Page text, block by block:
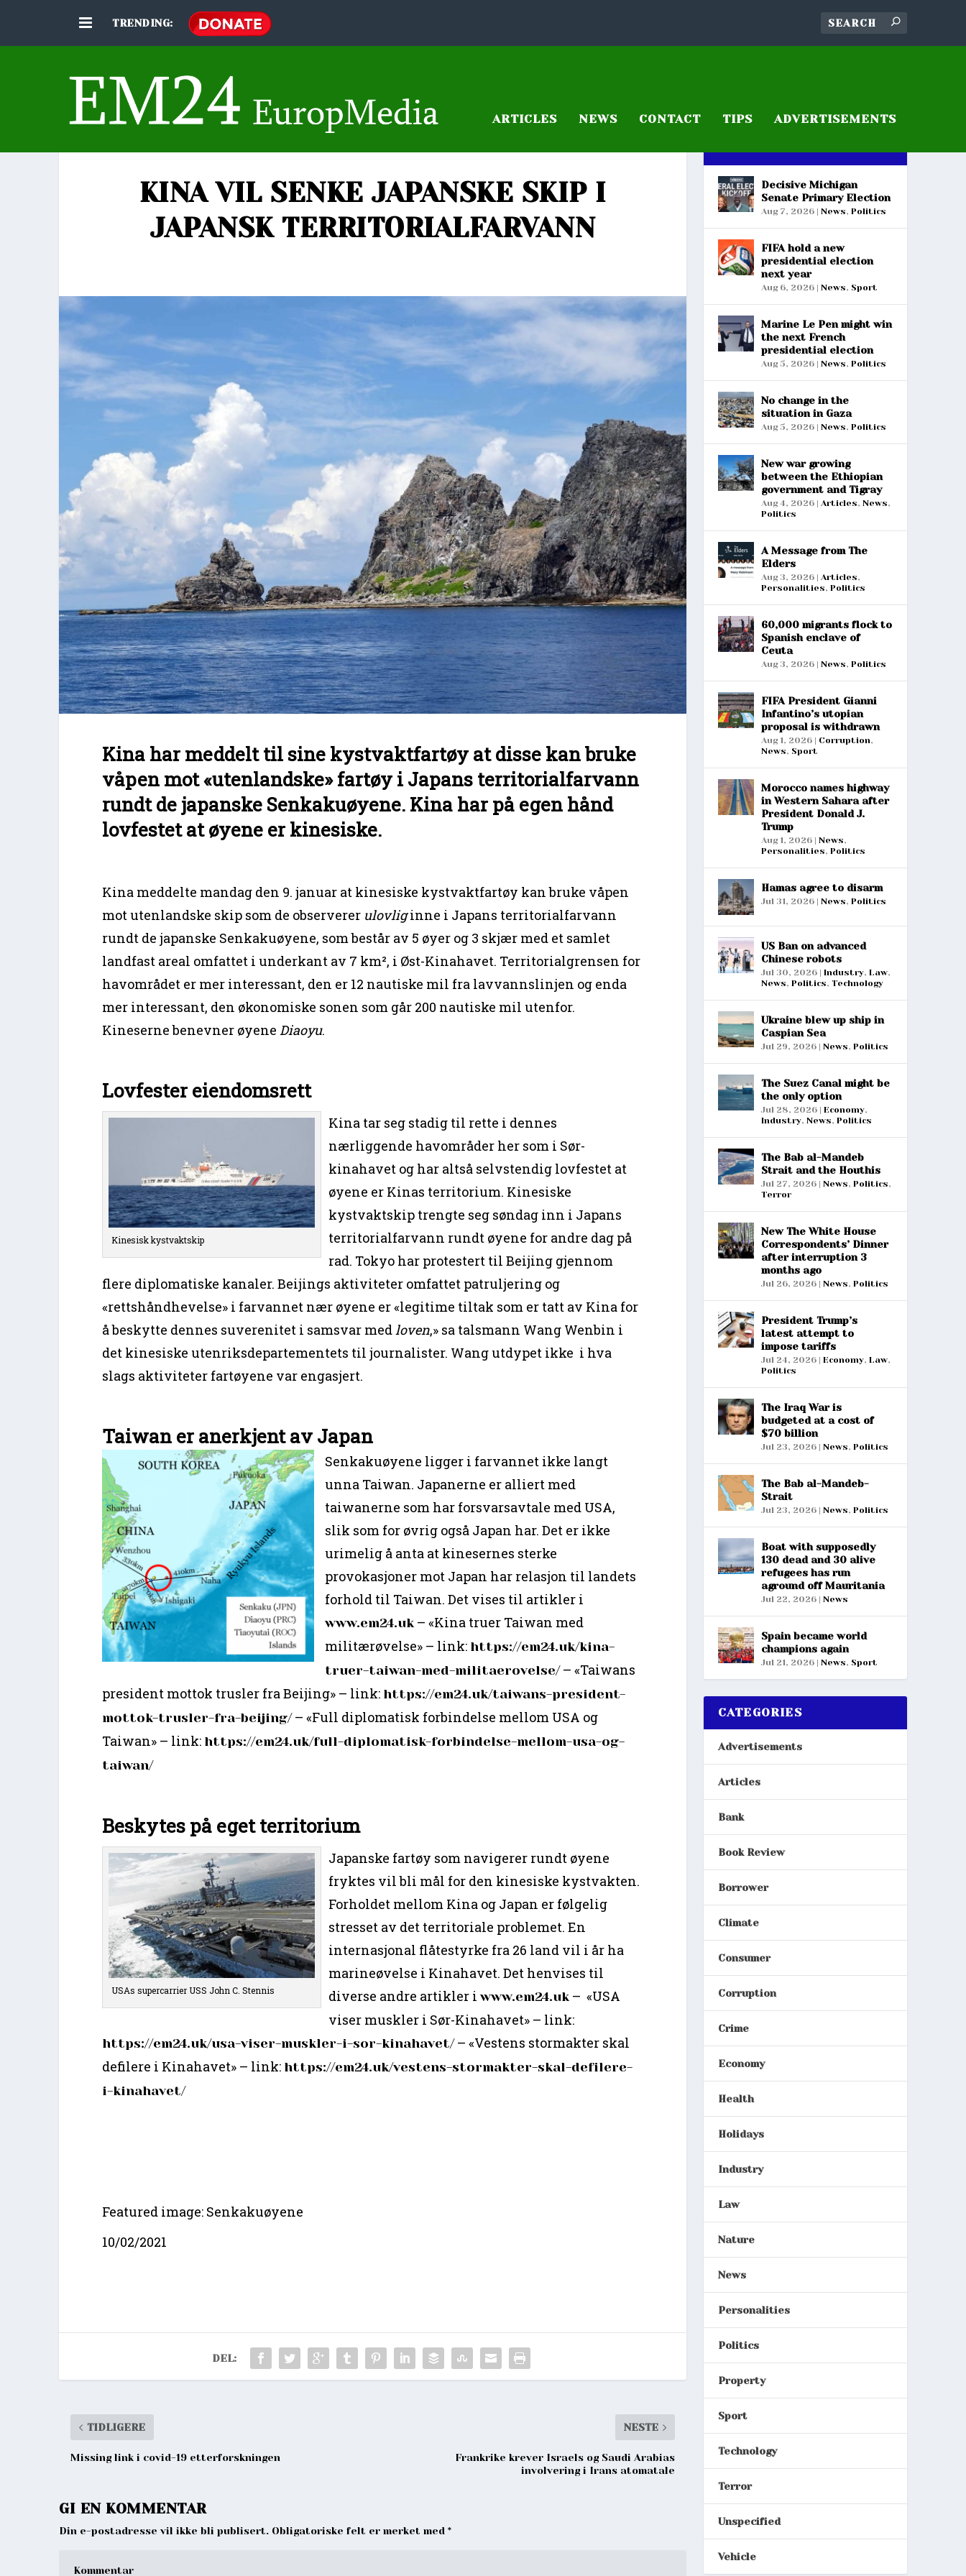
TRENDING:
ARTICLES NEWS CONTACT TIPS ADVERTISEMENTS
KINA VIL SENKE JAPANSKE SKIP I
JAPANSK TERRITORIALFARVANN
Kina har meddelt til sine kystvaktfartøy at disse kan bruke
våpen mot «utenlandske» fartøy i Japans territorialfarvann
rundt de japanske Senkakuøyene. Kina har på egen hånd
lovfestet at øyene er kinesiske.
Kina meddelte mandag den 9. januar at kinesiske kystvaktfartøy kan bruke våpen
mot utenlandske skip som de observerer ulovliginne i Japans territorialfarvann
rundt de japanske Senkakuøyene, som består av 5 øyer og 3 skjær med et samlet
landfast areal omfattet i underkant av 7 km², i Øst-Kinahavet. Territorialgrensen for
havområdet er mer interessant, den er 12 nautiske mil fra lavvannslinjen og enda
mer interessant, den økonomiske sonen som går 200 nautiske mil utenfor.
Kineserne benevner øyene Diaoyu.
Lovfester eiendomsrett
Kinesisk kystvaktskip
Kina tar seg stadig til rette i dennes
nærliggende havområder her som i Sør-
kinahavet og har altså selvstendig lovfestet at
øyene er Kinas territorium. Kinesiske
kystvaktskip trengte seg søndag inn i Japans
territorialfarvann rundt øyene for andre dag på
rad. Tokyo har protestert til Beijing gjennom
flere diplomatiske kanaler. Beijings aktiviteter omfattet patruljering og
«rettshåndhevelse» i farvannet nær øyene er «legitime tiltak som er tatt av Kina for
å beskytte dennes suverenitet i samsvar medloven,» sa talsmann Wang Wenbin i
det kinesiske utenriksdepartementets til journalister. Wang utdypet ikke i hva
slags aktiviteter fartøyene var engasjert.
Taiwan er anerkjent av Japan
Senkakuøyene ligger i farvannet ikke langt
unna Taiwan. Japanerne er alliert med
taiwanerne som har forsvarsavtale med USA,
slik som for øvrig også Japan har. Det er ikke
urimelig å anta at kinesernes sterke
provokasjoner mot Japan har relasjon til landets
forhold til Taiwan. Det vises til artikler i
www.em24.uk– «Kina truer Taiwan med
militærøvelse» – link: https://em24.uk/kina-
truer-taiwan-med-militaerovelse/– «Taiwans
president mottok trusler fra Beijing» – link: https://em24.uk/taiwans-president-
mottok-trusler-fra-beijing/– «Full diplomatisk forbindelse mellom USA og
Taiwan» – link: https://em24.uk/full-diplomatisk-forbindelse-mellom-usa-og-
taiwan/
Beskytes på eget territorium
USAs supercarrier USS John C. Stennis
Japanske fartøy som navigerer rundt øyene
fryktes vil bli mål for den kinesiske kystvakten.
Forholdet mellom Kina og Japan er følgelig
stresset av det territoriale problemet. En
internasjonal flåtestyrke fra 26 land vil i år ha
marineøvelse i Kinahavet. Det henvises til
diverse andre artikler iwww.em24.uk– «USA
viser muskler i Sør-Kinahavet» – link:
https://em24.uk/usa-viser-muskler-i-sor-kinahavet/– «Vestens stormakter skal
defilere i Kinahavet» – link: https://em24.uk/vestens-stormakter-skal-defilere-
i-kinahavet/
Featured image: Senkakuøyene
10/02/2021
DEL:
TIDLIGERE
Missing link i covid-19 etterforskningen
NESTE
Frankrike krever Israels og Saudi Arabias
involvering i Irans atomatale
GI EN KOMMENTAR
Din e-postadresse vil ikke bli publisert. Obligatoriske felt er merket med*
Decisive Michigan
Senate Primary Election
Aug 7, 2026| News, Politics
FIFA hold a new
presidential election
next year
Aug 6, 2026| News, Sport
Marine Le Pen might win
the next French
presidential election
Aug 5, 2026| News, Politics
No change in the
situation in Gaza
Aug 5, 2026| News, Politics
New war growing
between the Ethiopian
government and Tigray
Aug 4, 2026| Articles, News,
Politics
A Message from The
Elders
Aug 3, 2026| Articles,
Personalities, Politics
60,000 migrants flock to
Spanish enclave of
Ceuta
Aug 3, 2026| News, Politics
FIFA President Gianni
Infantino’s utopian
proposal is withdrawn
Aug 1, 2026| Corruption,
News, Sport
Morocco names highway
in Western Sahara after
President Donald J.
Trump
Aug 1, 2026| News,
Personalities, Politics
Hamas agree to disarm
Jul 31, 2026| News, Politics
US Ban on advanced
Chinese robots
Jul 30, 2026| Industry, Law,
News, Politics, Technology
Ukraine blew up ship in
Caspian Sea
Jul 29, 2026| News, Politics
The Suez Canal might be
the only option
Jul 28, 2026| Economy,
Industry, News, Politics
The Bab al-Mandeb
Strait and the Houthis
Jul 27, 2026| News, Politics,
Terror
New The White House
Correspondents’ Dinner
after interruption 3
months ago
Jul 26, 2026| News, Politics
President Trump’s
latest attempt to
impose tariffs
Jul 24, 2026| Economy, Law,
Politics
The Iraq War is
budgeted at a cost of
$70 billion
Jul 23, 2026| News, Politics
The Bab al-Mandeb-
Strait
Jul 23, 2026| News, Politics
Boat with supposedly
130 dead and 30 alive
refugees has run
aground off Mauritania
Jul 22, 2026| News
Spain became world
champions again
Jul 21, 2026| News, Sport
CATEGORIES
Advertisements
Articles
Bank
Book Review
Borrower
Climate
Consumer
Corruption
Crime
Economy
Health
Holidays
Industry
Law
Nature
News
Personalities
Politics
Property
Sport
Technology
Terror
Unspecified
Vehicle